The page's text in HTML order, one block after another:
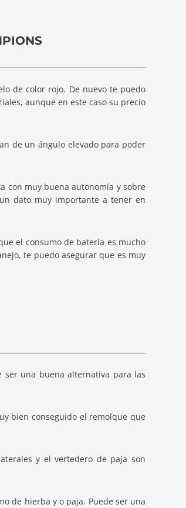
de color rojo. De nuevo te puedo
aunque en este caso su precio
de un ángulo elevado para poder
con muy buena autonomía y sobre
dato muy importante a tener en
el consumo de batería es mucho
te puedo asegurar que es muy
una buena alternativa para las
bien conseguido el remolque que
y el vertedero de paja son
de hierba y o paja. Puede ser una